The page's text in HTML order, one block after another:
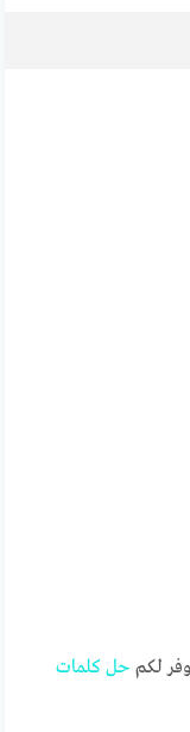
لكم حل كلمات